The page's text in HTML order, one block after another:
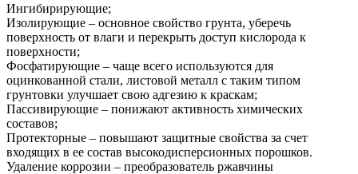
Ингибирирующие;
Изолирующие – основное свойство грунта, уберечь
поверхность от влаги и перекрыть доступ кислорода к
поверхности;
Фосфатирующие – чаще всего используются для
оцинкованной стали, листовой металл с таким типом
грунтовки улучшает свою адгезию к краскам;
Пассивирующие – понижают активность химических
составов;
Протекторные – повышают защитные свойства за счет
входящих в ее состав высокодисперсионных порошков.
Удаление коррозии – преобразователь ржавчины